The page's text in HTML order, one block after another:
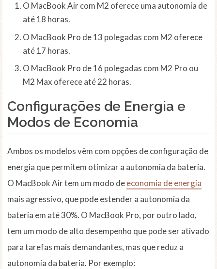
O MacBook Air com M2 oferece uma autonomia de
até 18 horas.
O MacBook Pro de 13 polegadas com M2 oferece
até 17 horas.
O MacBook Pro de 16 polegadas com M2 Pro ou
M2 Max oferece até 22 horas.
Configurações de Energia e
Modos de Economia
Ambos os modelos vêm com opções de configuração de
energia que permitem otimizar a autonomia da bateria.
O MacBook Air tem um modo deeconomia de energia
mais agressivo, que pode estender a autonomia da
bateria em até 30%. O MacBook Pro, por outro lado,
tem um modo de alto desempenho que pode ser ativado
para tarefas mais demandantes, mas que reduz a
autonomia da bateria. Por exemplo: